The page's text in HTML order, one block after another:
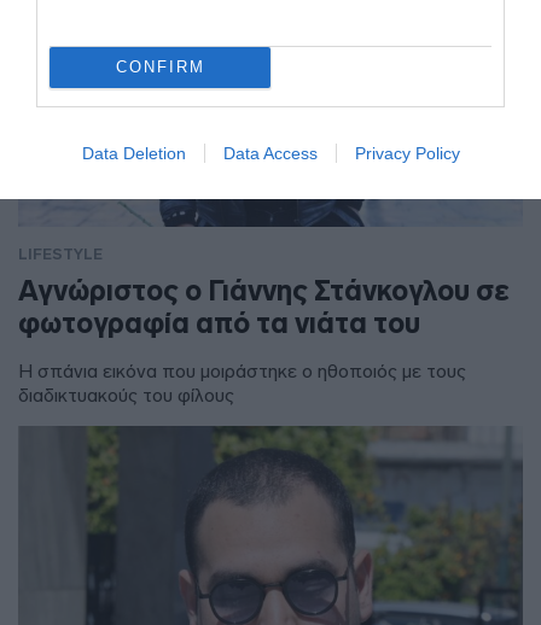
CONFIRM
Data Deletion Data Access Privacy Policy
LIFESTYLE
Αγνώριστος ο Γιάννης Στάνκογλου σε
φωτογραφία από τα νιάτα του
Η σπάνια εικόνα που μοιράστηκε ο ηθοποιός με τους
διαδικτυακούς του φίλους